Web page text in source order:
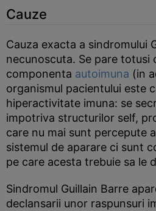
Cauze
Cauza exacta a sindromului
necunoscuta. Se pare totusi
componenta autoimuna (in
organismul pacientului este
hiperactivitate imuna: se
impotriva structurilor self,
care nu mai sunt percepute
sistemul de aparare ci sunt
pe care acesta trebuie sa le
Sindromul Guillain Barre
declansarii unor raspunsuri